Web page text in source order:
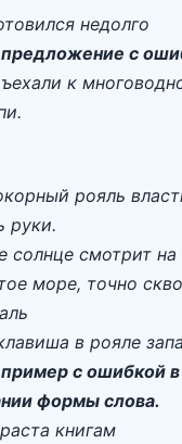
недолго
с
к
рояль
руки.
солнце смотрит на
море, точно
в рояле
с ошибкой в
формы слова.
книгам